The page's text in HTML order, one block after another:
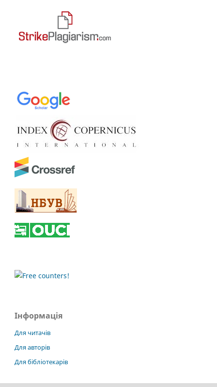
Інформація
Для читачів
Для авторів
Для бібліотекарів